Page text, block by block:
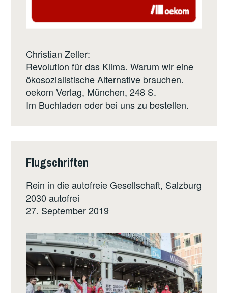
Christian Zeller:
Revolution für das Klima. Warum wir eine
ökosozialistische Alternative brauchen.
oekom Verlag, München, 248 S.
Im Buchladen oder bei uns zu bestellen.
Flugschriften
Rein in die autofreie Gesellschaft, Salzburg
2030 autofrei
27. September 2019